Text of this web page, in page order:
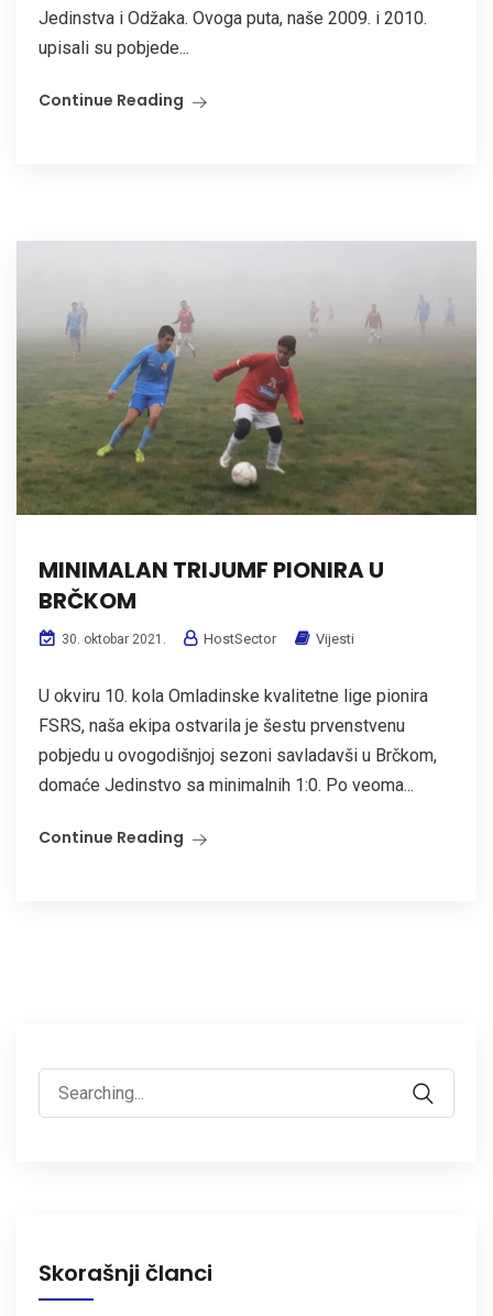
Jedinstva i Odžaka. Ovoga puta, naše 2009. i 2010.
upisali su pobjede...
Continue Reading
MINIMALAN TRIJUMF PIONIRA U
BRČKOM
30. oktobar 2021. HostSector Vijesti
U okviru 10. kola Omladinske kvalitetne lige pionira
FSRS, naša ekipa ostvarila je šestu prvenstvenu
pobjedu u ovogodišnjoj sezoni savladavši u Brčkom,
domaće Jedinstvo sa minimalnih 1:0. Po veoma...
Continue Reading
Search
for:
Skorašnji članci